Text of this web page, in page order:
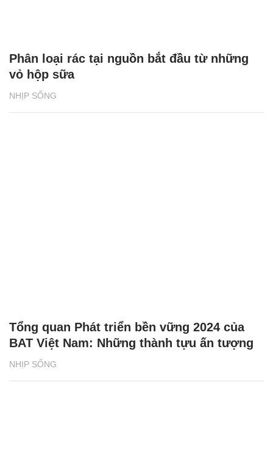
NHỊP SỐNG
Phân loại rác tại nguồn bắt đầu từ những
vỏ hộp sữa
NHỊP SỐNG
Tổng quan Phát triển bền vững 2024 của
BAT Việt Nam: Những thành tựu ấn tượng